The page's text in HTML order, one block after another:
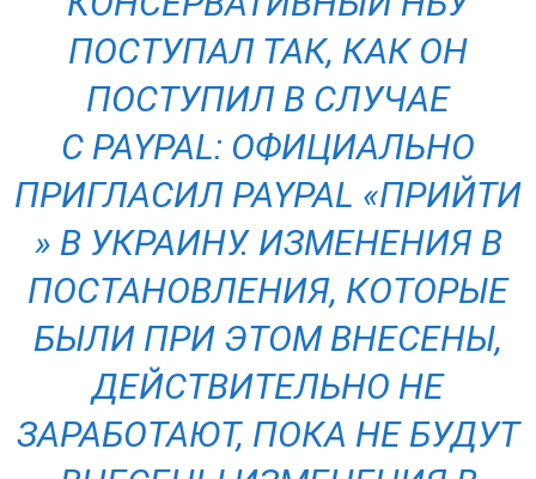
ПОСТУПАЛ ТАК, КАК ОН
ПОСТУПИЛ В СЛУЧАЕ
С PAYPAL: ОФИЦИАЛЬНО
ПРИГЛАСИЛ PAYPAL «ПРИЙТИ
» В УКРАИНУ. ИЗМЕНЕНИЯ В
ПОСТАНОВЛЕНИЯ, КОТОРЫЕ
БЫЛИ ПРИ ЭТОМ ВНЕСЕНЫ,
ДЕЙСТВИТЕЛЬНО НЕ
ЗАРАБОТАЮТ, ПОКА НЕ БУДУТ